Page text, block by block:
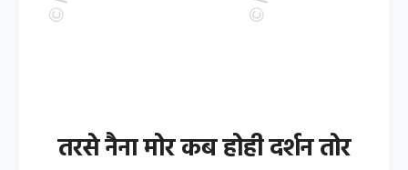
तरसे नैना मोर कब होही दर्शन तोर